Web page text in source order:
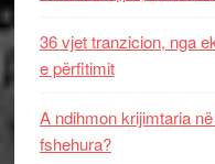
36 vjet tranzicion, nga
e përfitimit
A ndihmon krijimtaria
fshehura?